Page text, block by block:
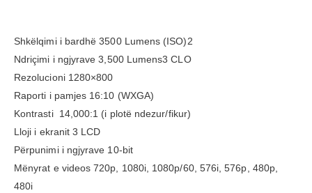
Shkëlqimi i bardhë 3500 Lumens (ISO)2
Ndriçimi i ngjyrave 3,500 Lumens3 CLO
Rezolucioni 1280×800
Raporti i pamjes 16:10 (WXGA)
Kontrasti 14,000:1 (i plotë ndezur/fikur)
Lloji i ekranit 3 LCD
Përpunimi i ngjyrave 10-bit
Mënyrat e videos 720p, 1080i, 1080p/60, 576i, 576p, 480p,
480i